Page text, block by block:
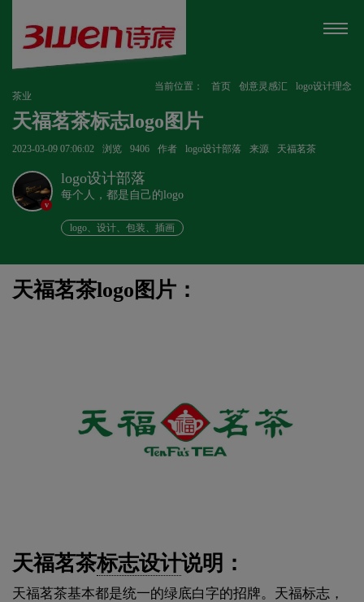
当前位置： 首页 创意灵感汇
logo设计理念
茶业
天福茗茶标志logo图片
2023-03-09 07:06:02 浏览 9406 作者 logo设计部落 来源 天福茗茶
v
logo设计部落
每个人，都是自己的logo
logo、设计、包装、插画
天福茗茶logo图片：
天福茗茶标志设计说明：
天福茗茶基本都是统一的绿底白字的招牌。天福标志，